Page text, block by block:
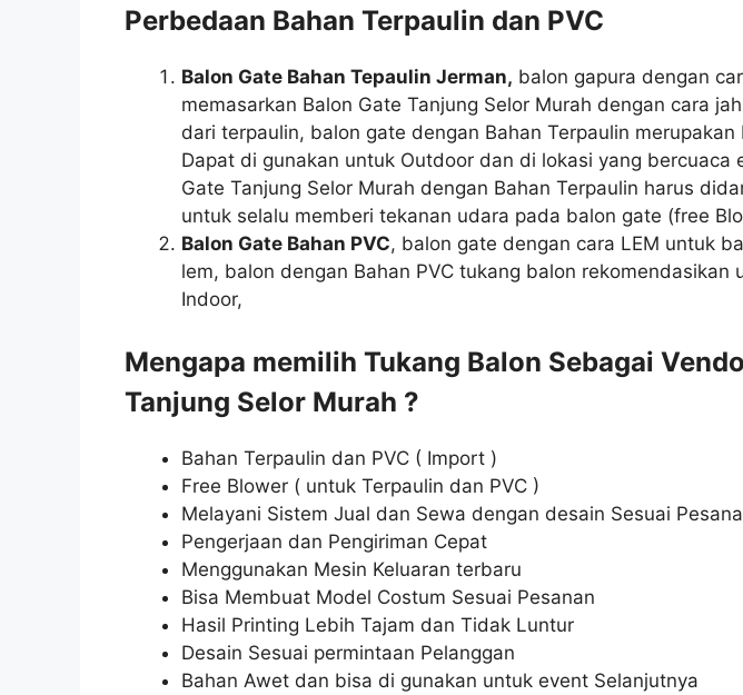
Perbedaan Bahan Terpaulin dan PVC
Balon Gate Bahan Tepaulin Jerman, balon gapura dengan
memasarkan Balon Gate Tanjung Selor Murah dengan cara
dari terpaulin, balon gate dengan Bahan Terpaulin merupakan
Dapat di gunakan untuk Outdoor dan di lokasi yang bercuaca
Gate Tanjung Selor Murah dengan Bahan Terpaulin harus
untuk selalu memberi tekanan udara pada balon gate (free
Balon Gate Bahan PVC, balon gate dengan cara LEM untuk
lem, balon dengan Bahan PVC tukang balon rekomendasikan
Indoor,
Mengapa memilih Tukang Balon Sebagai
Tanjung Selor Murah ?
Bahan Terpaulin dan PVC ( Import )
Free Blower ( untuk Terpaulin dan PVC )
Melayani Sistem Jual dan Sewa dengan desain Sesuai
Pengerjaan dan Pengiriman Cepat
Menggunakan Mesin Keluaran terbaru
Bisa Membuat Model Costum Sesuai Pesanan
Hasil Printing Lebih Tajam dan Tidak Luntur
Desain Sesuai permintaan Pelanggan
Bahan Awet dan bisa di gunakan untuk event Selanjutnya